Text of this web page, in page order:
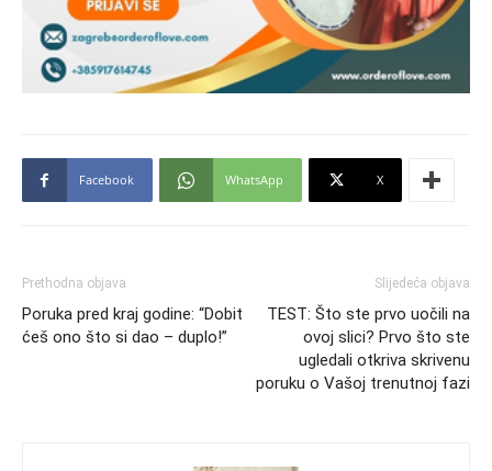
Facebook WhatsApp X
Prethodna objava
Poruka pred kraj godine: “Dobit
ćeš ono što si dao – duplo!”
Slijedeća objava
TEST: Što ste prvo uočili na
ovoj slici? Prvo što ste
ugledali otkriva skrivenu
poruku o Vašoj trenutnoj fazi